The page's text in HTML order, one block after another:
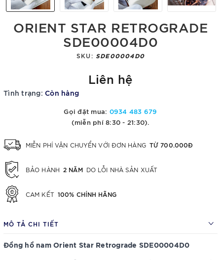
ORIENT STAR RETROGRADE
SDE00004D0
SKU: SDE00004D0
Liên hệ
Tình trạng: Còn hàng
Gọi đặt mua: 0934 483 679
(miễn phí 8:30 - 21:30).
MIỄN PHÍ VẬN CHUYỂN VỚI ĐƠN HÀNG TỪ 700.000Đ
BẢO HÀNH 2 NĂM DO LỖI NHÀ SẢN XUẤT
CAM KẾT 100% CHÍNH HÃNG
MÔ TẢ CHI TIẾT
Đồng hồ nam Orient Star Retrograde SDE00004D0